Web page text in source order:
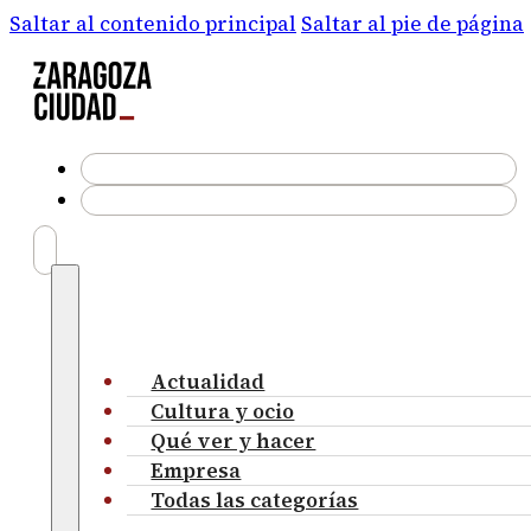
Saltar al contenido principal Saltar al pie de página
Actualidad
Cultura y ocio
Qué ver y hacer
Empresa
Todas las categorías